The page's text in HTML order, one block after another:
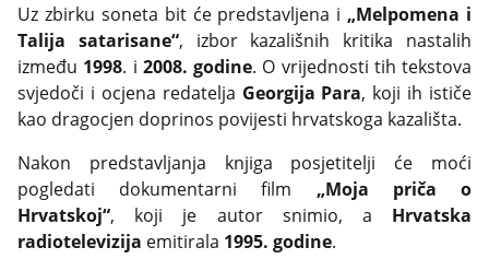
Uz zbirku soneta bit će predstavljena i „Melpomena i
Talija satarisane“, izbor kazališnih kritika nastalih
između 1998. i 2008. godine. O vrijednosti tih tekstova
svjedoči i ocjena redatelja Georgija Para, koji ih ističe
kao dragocjen doprinos povijesti hrvatskoga kazališta.
Nakon predstavljanja knjiga posjetitelji će moći
pogledati dokumentarni film „Moja priča o
Hrvatskoj“, koji je autor snimio, a Hrvatska
radiotelevizija emitirala 1995. godine.